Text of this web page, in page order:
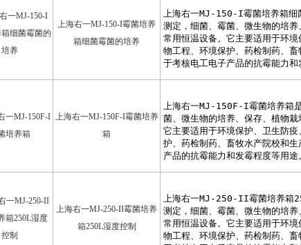
上海右一MJ-150-I霉菌培养
箱细菌霉菌的培养
上海右一MJ-150F-I霉菌培养
箱
上海右一MJ-250-II霉菌培养
箱250L湿度控制